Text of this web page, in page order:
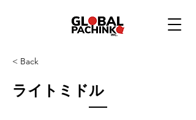
< Back
ライトミドル